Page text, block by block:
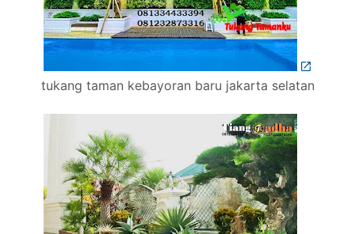
tukang taman kebayoran baru jakarta selatan